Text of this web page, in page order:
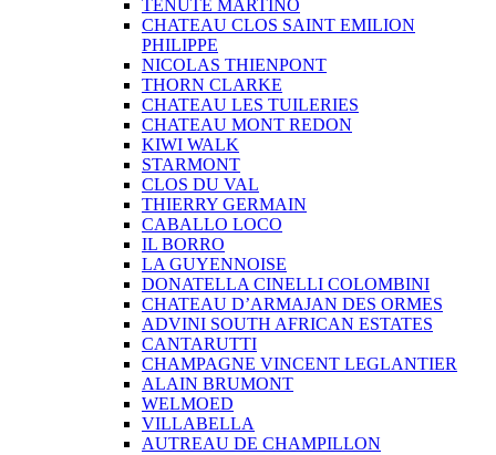
TENUTE MARTINO
CHATEAU CLOS SAINT EMILION
PHILIPPE
NICOLAS THIENPONT
THORN CLARKE
CHATEAU LES TUILERIES
CHATEAU MONT REDON
KIWI WALK
STARMONT
CLOS DU VAL
THIERRY GERMAIN
CABALLO LOCO
IL BORRO
LA GUYENNOISE
DONATELLA CINELLI COLOMBINI
CHATEAU D’ARMAJAN DES ORMES
ADVINI SOUTH AFRICAN ESTATES
CANTARUTTI
CHAMPAGNE VINCENT LEGLANTIER
ALAIN BRUMONT
WELMOED
VILLABELLA
AUTREAU DE CHAMPILLON